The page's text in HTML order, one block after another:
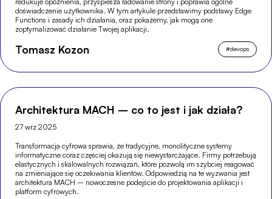
doświadczenie użytkownika. W tym artykule przedstawimy podstawy Edge
Functions i zasady ich działania, oraz pokażemy, jak mogą one
zoptymalizować działanie Twojej aplikacji.
Tomasz Kozon #devops
Architektura MACH – co to jest i jak działa?
27 wrz 2025
Transformacja cyfrowa sprawia, że tradycyjne, monolityczne systemy
informatyczne coraz częściej okazują się niewystarczające. Firmy potrzebują
elastycznych i skalowalnych rozwiązań, które pozwolą im szybciej reagować
na zmieniające się oczekiwania klientów. Odpowiedzią na te wyzwania jest
architektura MACH – nowoczesne podejście do projektowania aplikacji i
platform cyfrowych.